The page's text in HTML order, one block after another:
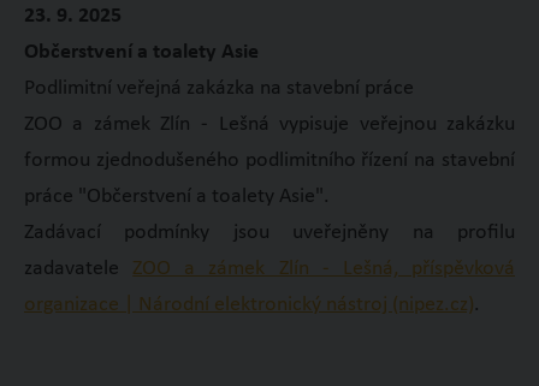
23. 9. 2025
Občerstvení a toalety Asie
Podlimitní veřejná zakázka na stavební práce
ZOO a zámek Zlín - Lešná vypisuje veřejnou zakázku
formou zjednodušeného podlimitního řízení na stavební
práce "Občerstvení a toalety Asie".
Zadávací podmínky jsou uveřejněny na profilu
zadavatele ZOO a zámek Zlín - Lešná, příspěvková
organizace | Národní elektronický nástroj (nipez.cz).